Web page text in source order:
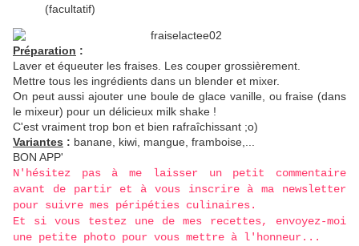
(facultatif)
Préparation :
Laver et équeuter les fraises. Les couper grossièrement.
Mettre tous les ingrédients dans un blender et mixer.
On peut aussi ajouter une boule de glace vanille, ou fraise (dans
le mixeur) pour un délicieux milk shake !
C'est vraiment trop bon et bien rafraîchissant ;o)
Variantes : banane, kiwi, mangue, framboise,...
BON APP'
N'hésitez pas à me laisser un petit commentaire
avant de partir et à vous inscrire à ma newsletter
pour suivre mes péripéties culinaires.
Et si vous testez une de mes recettes, envoyez-moi
une petite photo pour vous mettre à l'honneur...